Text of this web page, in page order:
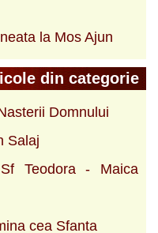
la Mos Ajun
din categorie
Domnului
Salaj
Teodora - Maica
cea Sfanta